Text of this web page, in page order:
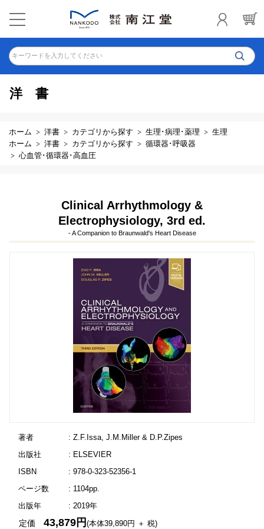
キーワードを入力してください
洋書
ホーム 洋書 カテゴリから探す 生理･病理･薬理
生理
ホーム
洋書 カテゴリから探す
循環器･呼吸器
心血管･循環器･高血圧
Clinical Arrhythmology &
Electrophysiology, 3rd ed.
- A Companion to Braunwald's Heart Disease
著者
: Z.F.Issa, J.M.Miller & D.P.Zipes
出版社
: ELSEVIER
ISBN
: 978-0-323-52356-1
ページ数
: 1104pp.
出版年
: 2019年
定価43,879円(本体39,890円 ＋ 税)